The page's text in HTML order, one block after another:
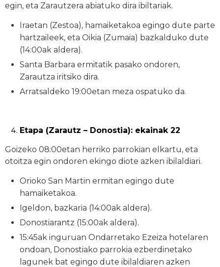
egin, eta Zarautzera abiatuko dira ibiltariak.
Iraetan (Zestoa), hamaiketakoa egingo dute parte
hartzaileek, eta Oikia (Zumaia) bazkalduko dute
(14:00ak aldera).
Santa Barbara ermitatik pasako ondoren,
Zarautza iritsiko dira.
Arratsaldeko 19:00etan meza ospatuko da.
Etapa (Zarautz – Donostia): ekainak 22
Goizeko 08:00etan herriko parrokian elkartu, eta
otoitza egin ondoren ekingo diote azken ibilaldiari.
Orioko San Martin ermitan egingo dute
hamaiketakoa.
Igeldon, bazkaria (14:00ak aldera).
Donostiarantz (15:00ak aldera).
15:45ak inguruan Ondarretako Ezeiza hotelaren
ondoan, Donostiako parrokia ezberdinetako
lagunek bat egingo dute ibilaldiaren azken